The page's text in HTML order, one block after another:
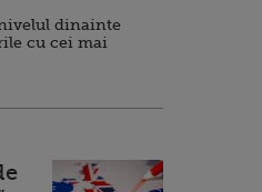
dinainte
cu cei mai